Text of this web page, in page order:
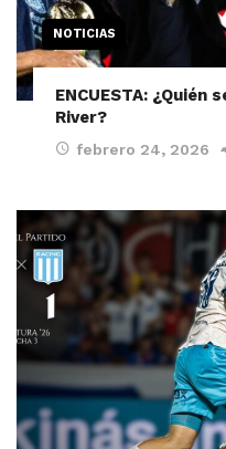
NOTICIAS
ENCUESTA:
River?
febrero 24, 2026